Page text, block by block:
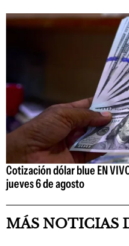
Cotización dólar blue EN
jueves 6 de agosto
MÁS NOTICIAS